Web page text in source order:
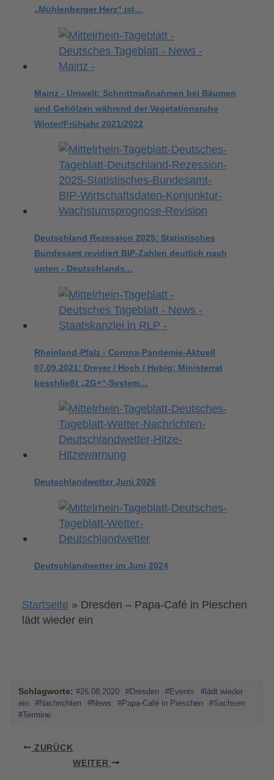
„Mühlenberger Herz“ ist…
Mainz - Umwelt: Schnittmaßnahmen bei Bäumen
und Gehölzen während der Vegetationsruhe
Winter/Frühjahr 2021/2022
Deutschland Rezession 2025: Statistisches
Bundesamt revidiert BIP-Zahlen deutlich nach
unten - Deutschlands…
Rheinland-Pfalz - Corona-Pandemie-Aktuell
07.09.2021: Dreyer / Hoch / Hubig: Ministerrat
beschließt „2G+“-System…
Deutschlandwetter Juni 2026
Deutschlandwetter im Juni 2024
Startseite » Dresden – Papa-Café in Pieschen
lädt wieder ein
Schlagworte: #26.08.2020 #Dresden #Events
#lädt wieder
ein
#Nachrichten #News #Papa-Café in Pieschen
#Sachsen
#Termine
ZURÜCK
WEITER